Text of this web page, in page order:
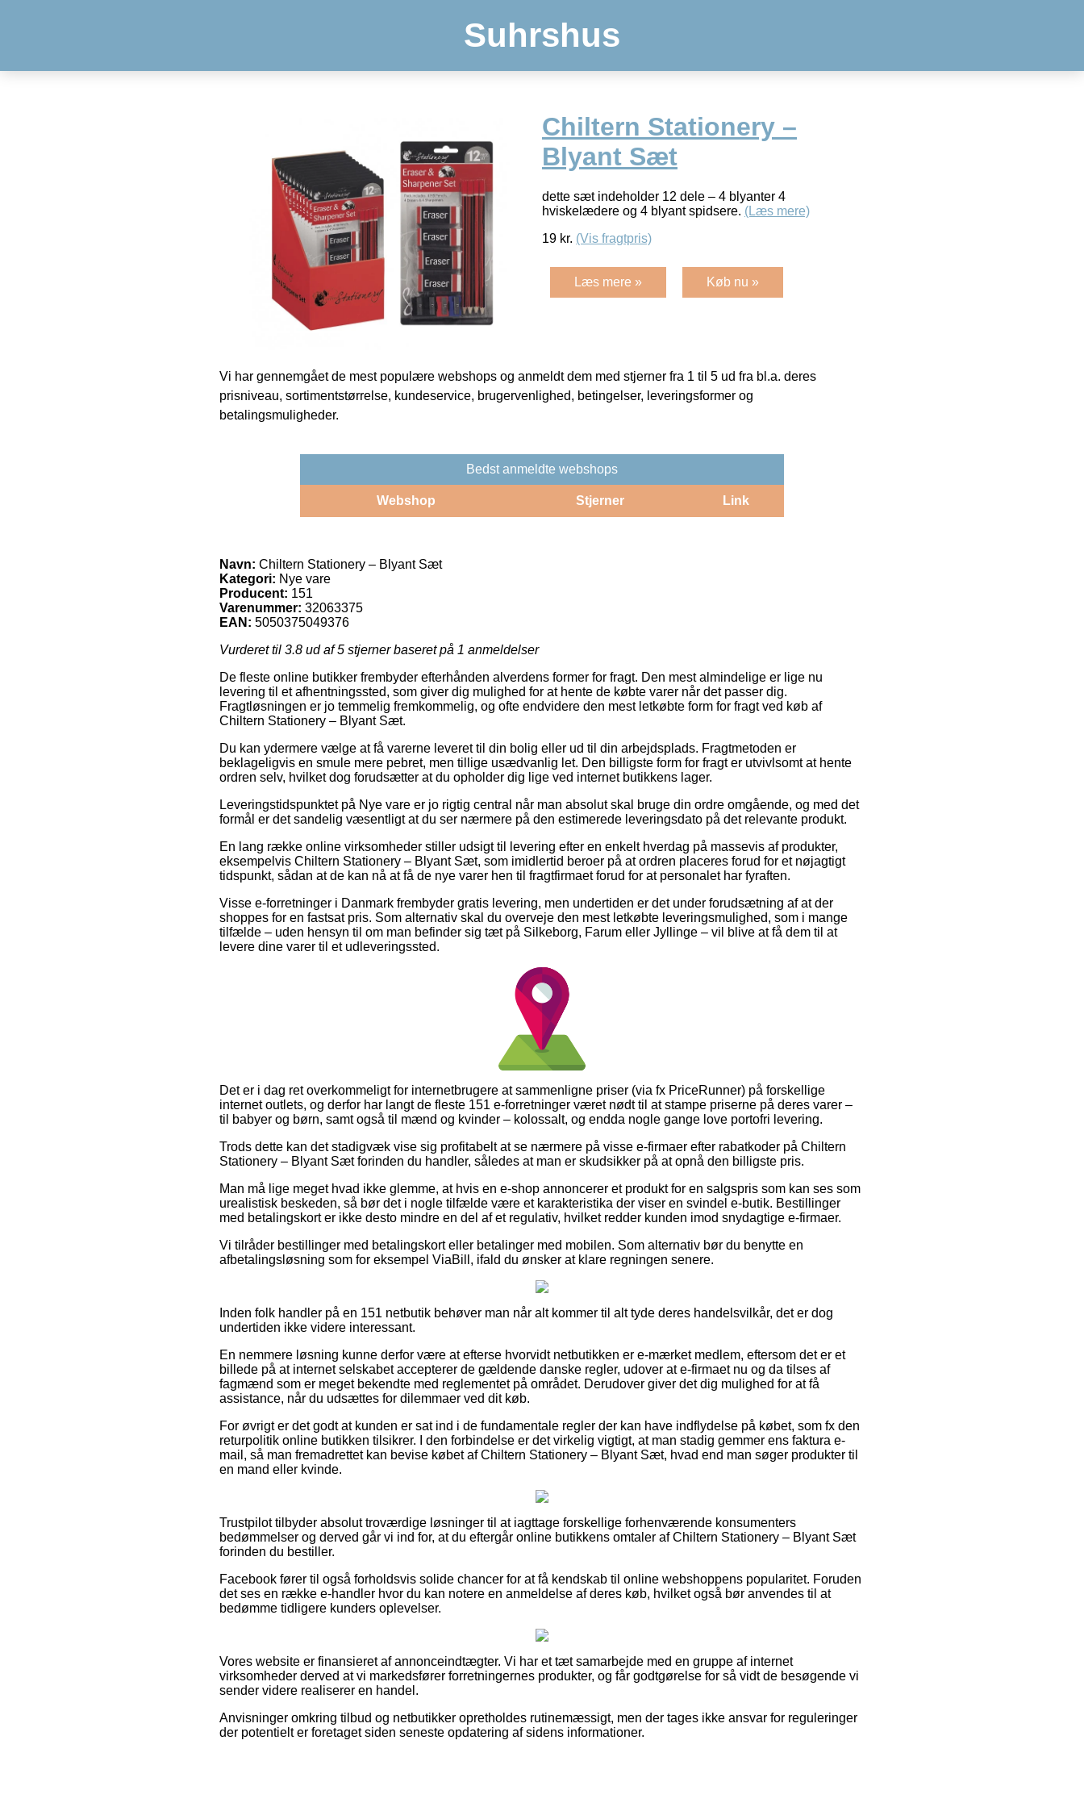
Suhrshus
Chiltern Stationery –
Blyant Sæt
dette sæt indeholder 12 dele – 4 blyanter 4
hviskelædere og 4 blyant spidsere. (Læs mere)
19 kr. (Vis fragtpris)
Læs mere » Køb nu »
Vi har gennemgået de mest populære webshops og anmeldt dem med stjerner fra 1 til 5 ud fra bl.a. deres
prisniveau, sortimentstørrelse, kundeservice, brugervenlighed, betingelser, leveringsformer og
betalingsmuligheder.
Bedst anmeldte webshops
Webshop Stjerner Link
Navn: Chiltern Stationery – Blyant Sæt
Kategori: Nye vare
Producent: 151
Varenummer: 32063375
EAN: 5050375049376
Vurderet til 3.8 ud af 5 stjerner baseret på 1 anmeldelser
De fleste online butikker frembyder efterhånden alverdens former for fragt. Den mest almindelige er lige nu
levering til et afhentningssted, som giver dig mulighed for at hente de købte varer når det passer dig.
Fragtløsningen er jo temmelig fremkommelig, og ofte endvidere den mest letkøbte form for fragt ved køb af
Chiltern Stationery – Blyant Sæt.
Du kan ydermere vælge at få varerne leveret til din bolig eller ud til din arbejdsplads. Fragtmetoden er
beklageligvis en smule mere pebret, men tillige usædvanlig let. Den billigste form for fragt er utvivlsomt at hente
ordren selv, hvilket dog forudsætter at du opholder dig lige ved internet butikkens lager.
Leveringstidspunktet på Nye vare er jo rigtig central når man absolut skal bruge din ordre omgående, og med det
formål er det sandelig væsentligt at du ser nærmere på den estimerede leveringsdato på det relevante produkt.
En lang række online virksomheder stiller udsigt til levering efter en enkelt hverdag på massevis af produkter,
eksempelvis Chiltern Stationery – Blyant Sæt, som imidlertid beroer på at ordren placeres forud for et nøjagtigt
tidspunkt, sådan at de kan nå at få de nye varer hen til fragtfirmaet forud for at personalet har fyraften.
Visse e-forretninger i Danmark frembyder gratis levering, men undertiden er det under forudsætning af at der
shoppes for en fastsat pris. Som alternativ skal du overveje den mest letkøbte leveringsmulighed, som i mange
tilfælde – uden hensyn til om man befinder sig tæt på Silkeborg, Farum eller Jyllinge – vil blive at få dem til at
levere dine varer til et udleveringssted.
Det er i dag ret overkommeligt for internetbrugere at sammenligne priser (via fx PriceRunner) på forskellige
internet outlets, og derfor har langt de fleste 151 e-forretninger været nødt til at stampe priserne på deres varer –
til babyer og børn, samt også til mænd og kvinder – kolossalt, og endda nogle gange love portofri levering.
Trods dette kan det stadigvæk vise sig profitabelt at se nærmere på visse e-firmaer efter rabatkoder på Chiltern
Stationery – Blyant Sæt forinden du handler, således at man er skudsikker på at opnå den billigste pris.
Man må lige meget hvad ikke glemme, at hvis en e-shop annoncerer et produkt for en salgspris som kan ses som
urealistisk beskeden, så bør det i nogle tilfælde være et karakteristika der viser en svindel e-butik. Bestillinger
med betalingskort er ikke desto mindre en del af et regulativ, hvilket redder kunden imod snydagtige e-firmaer.
Vi tilråder bestillinger med betalingskort eller betalinger med mobilen. Som alternativ bør du benytte en
afbetalingsløsning som for eksempel ViaBill, ifald du ønsker at klare regningen senere.
Inden folk handler på en 151 netbutik behøver man når alt kommer til alt tyde deres handelsvilkår, det er dog
undertiden ikke videre interessant.
En nemmere løsning kunne derfor være at efterse hvorvidt netbutikken er e-mærket medlem, eftersom det er et
billede på at internet selskabet accepterer de gældende danske regler, udover at e-firmaet nu og da tilses af
fagmænd som er meget bekendte med reglementet på området. Derudover giver det dig mulighed for at få
assistance, når du udsættes for dilemmaer ved dit køb.
For øvrigt er det godt at kunden er sat ind i de fundamentale regler der kan have indflydelse på købet, som fx den
returpolitik online butikken tilsikrer. I den forbindelse er det virkelig vigtigt, at man stadig gemmer ens faktura e-
mail, så man fremadrettet kan bevise købet af Chiltern Stationery – Blyant Sæt, hvad end man søger produkter til
en mand eller kvinde.
Trustpilot tilbyder absolut troværdige løsninger til at iagttage forskellige forhenværende konsumenters
bedømmelser og derved går vi ind for, at du eftergår online butikkens omtaler af Chiltern Stationery – Blyant Sæt
forinden du bestiller.
Facebook fører til også forholdsvis solide chancer for at få kendskab til online webshoppens popularitet. Foruden
det ses en række e-handler hvor du kan notere en anmeldelse af deres køb, hvilket også bør anvendes til at
bedømme tidligere kunders oplevelser.
Vores website er finansieret af annonceindtægter. Vi har et tæt samarbejde med en gruppe af internet
virksomheder derved at vi markedsfører forretningernes produkter, og får godtgørelse for så vidt de besøgende vi
sender videre realiserer en handel.
Anvisninger omkring tilbud og netbutikker opretholdes rutinemæssigt, men der tages ikke ansvar for reguleringer
der potentielt er foretaget siden seneste opdatering af sidens informationer.